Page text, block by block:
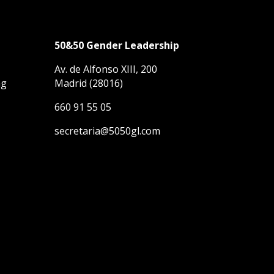
50&50 Gender Leadership
Av. de Alfonso XIII, 200
Madrid (28016)
660 91 55 05
secretaria@5050gl.com